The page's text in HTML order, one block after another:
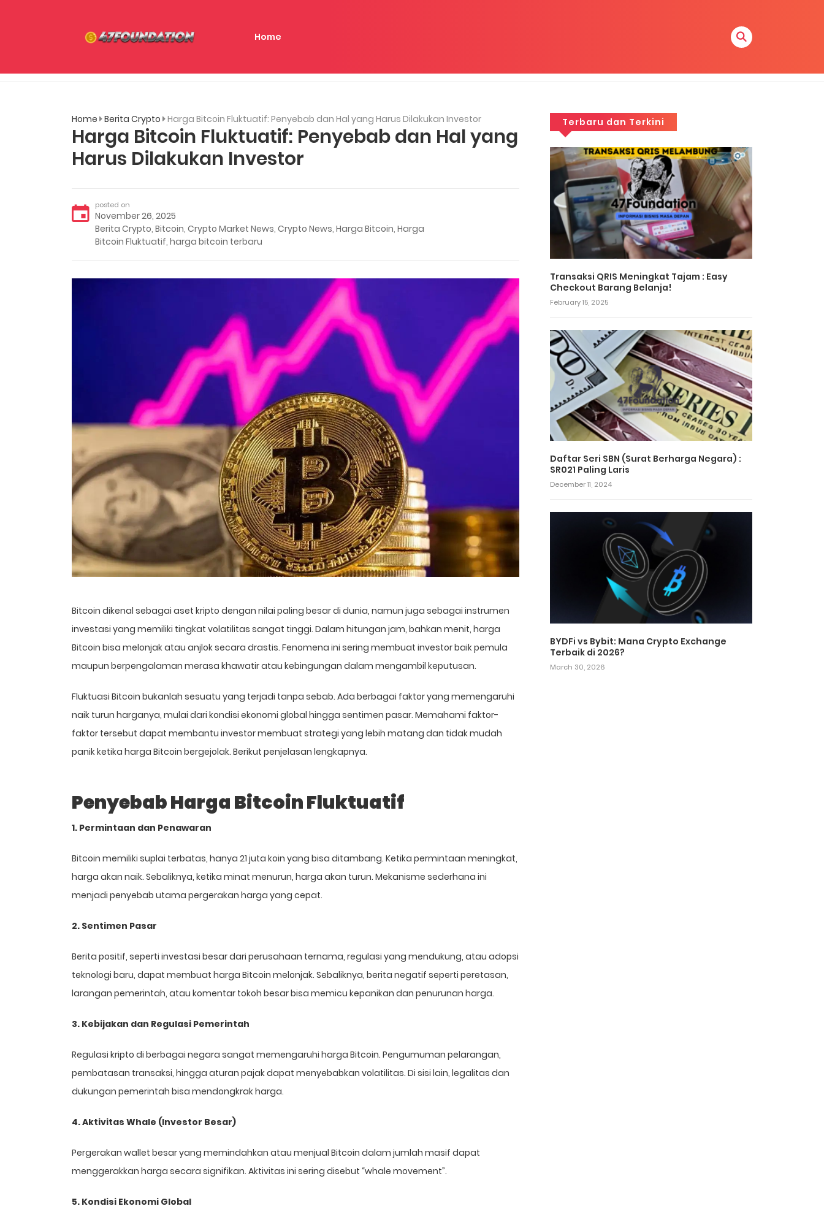
Home
Home Berita Crypto Harga Bitcoin Fluktuatif: Penyebab dan Hal yang Harus Dilakukan Investor
Harga Bitcoin Fluktuatif: Penyebab dan Hal yang
Harus Dilakukan Investor
posted on
November 26, 2025
Berita Crypto, Bitcoin, Crypto Market News, Crypto News, Harga Bitcoin, Harga
Bitcoin Fluktuatif, harga bitcoin terbaru
Bitcoin dikenal sebagai aset kripto dengan nilai paling besar di dunia, namun juga sebagai instrumen
investasi yang memiliki tingkat volatilitas sangat tinggi. Dalam hitungan jam, bahkan menit, harga
Bitcoin bisa melonjak atau anjlok secara drastis. Fenomena ini sering membuat investor baik pemula
maupun berpengalaman merasa khawatir atau kebingungan dalam mengambil keputusan.
Fluktuasi Bitcoin bukanlah sesuatu yang terjadi tanpa sebab. Ada berbagai faktor yang memengaruhi
naik turun harganya, mulai dari kondisi ekonomi global hingga sentimen pasar. Memahami faktor-
faktor tersebut dapat membantu investor membuat strategi yang lebih matang dan tidak mudah
panik ketika harga Bitcoin bergejolak. Berikut penjelasan lengkapnya.
Penyebab Harga Bitcoin Fluktuatif
1. Permintaan dan Penawaran
Bitcoin memiliki suplai terbatas, hanya 21 juta koin yang bisa ditambang. Ketika permintaan meningkat,
harga akan naik. Sebaliknya, ketika minat menurun, harga akan turun. Mekanisme sederhana ini
menjadi penyebab utama pergerakan harga yang cepat.
2. Sentimen Pasar
Berita positif, seperti investasi besar dari perusahaan ternama, regulasi yang mendukung, atau adopsi
teknologi baru, dapat membuat harga Bitcoin melonjak. Sebaliknya, berita negatif seperti peretasan,
larangan pemerintah, atau komentar tokoh besar bisa memicu kepanikan dan penurunan harga.
3. Kebijakan dan Regulasi Pemerintah
Regulasi kripto di berbagai negara sangat memengaruhi harga Bitcoin. Pengumuman pelarangan,
pembatasan transaksi, hingga aturan pajak dapat menyebabkan volatilitas. Di sisi lain, legalitas dan
dukungan pemerintah bisa mendongkrak harga.
4. Aktivitas Whale (Investor Besar)
Pergerakan wallet besar yang memindahkan atau menjual Bitcoin dalam jumlah masif dapat
menggerakkan harga secara signifikan. Aktivitas ini sering disebut “whale movement”.
5. Kondisi Ekonomi Global
Terbaru dan Terkini
Transaksi QRIS Meningkat Tajam : Easy
Checkout Barang Belanja!
February 15, 2025
Daftar Seri SBN (Surat Berharga Negara) :
SR021 Paling Laris
December 11, 2024
BYDFi vs Bybit: Mana Crypto Exchange
Terbaik di 2026?
March 30, 2026